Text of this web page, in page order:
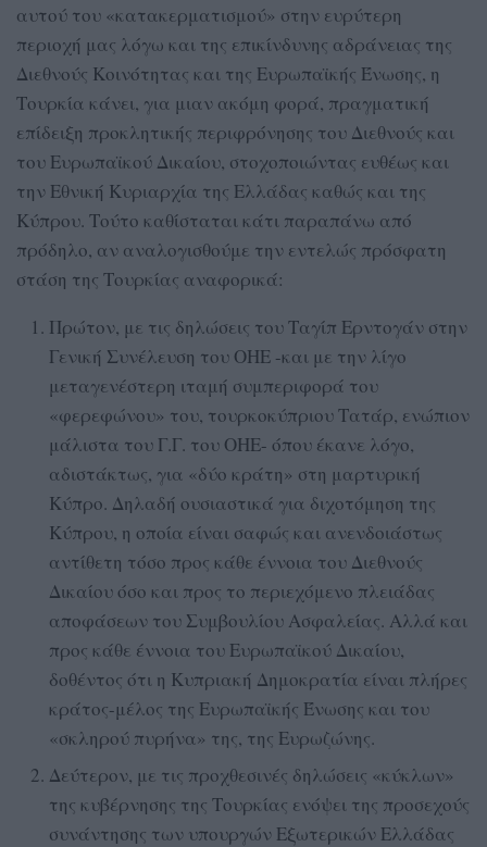
αυτού του «κατακερματισμού» στην ευρύτερη
περιοχή μας λόγω και της επικίνδυνης αδράνειας της
Διεθνούς Κοινότητας και της Ευρωπαϊκής Ένωσης, η
Τουρκία κάνει, για μιαν ακόμη φορά, πραγματική
επίδειξη προκλητικής περιφρόνησης του Διεθνούς και
του Ευρωπαϊκού Δικαίου, στοχοποιώντας ευθέως και
την Εθνική Κυριαρχία της Ελλάδας καθώς και της
Κύπρου. Τούτο καθίσταται κάτι παραπάνω από
πρόδηλο, αν αναλογισθούμε την εντελώς πρόσφατη
στάση της Τουρκίας αναφορικά:
Πρώτον, με τις δηλώσεις του Ταγίπ Ερντογάν στην
Γενική Συνέλευση του ΟΗΕ -και με την λίγο
μεταγενέστερη ιταμή συμπεριφορά του
«φερεφώνου» του, τουρκοκύπριου Τατάρ, ενώπιον
μάλιστα του Γ.Γ. του ΟΗΕ- όπου έκανε λόγο,
αδιστάκτως, για «δύο κράτη» στη μαρτυρική
Κύπρο. Δηλαδή ουσιαστικά για διχοτόμηση της
Κύπρου, η οποία είναι σαφώς και ανενδοιάστως
αντίθετη τόσο προς κάθε έννοια του Διεθνούς
Δικαίου όσο και προς το περιεχόμενο πλειάδας
αποφάσεων του Συμβουλίου Ασφαλείας. Αλλά και
προς κάθε έννοια του Ευρωπαϊκού Δικαίου,
δοθέντος ότι η Κυπριακή Δημοκρατία είναι πλήρες
κράτος-μέλος της Ευρωπαϊκής Ένωσης και του
«σκληρού πυρήνα» της, της Ευρωζώνης.
Δεύτερον, με τις προχθεσινές δηλώσεις «κύκλων»
της κυβέρνησης της Τουρκίας ενόψει της προσεχούς
συνάντησης των υπουργών Εξωτερικών Ελλάδας